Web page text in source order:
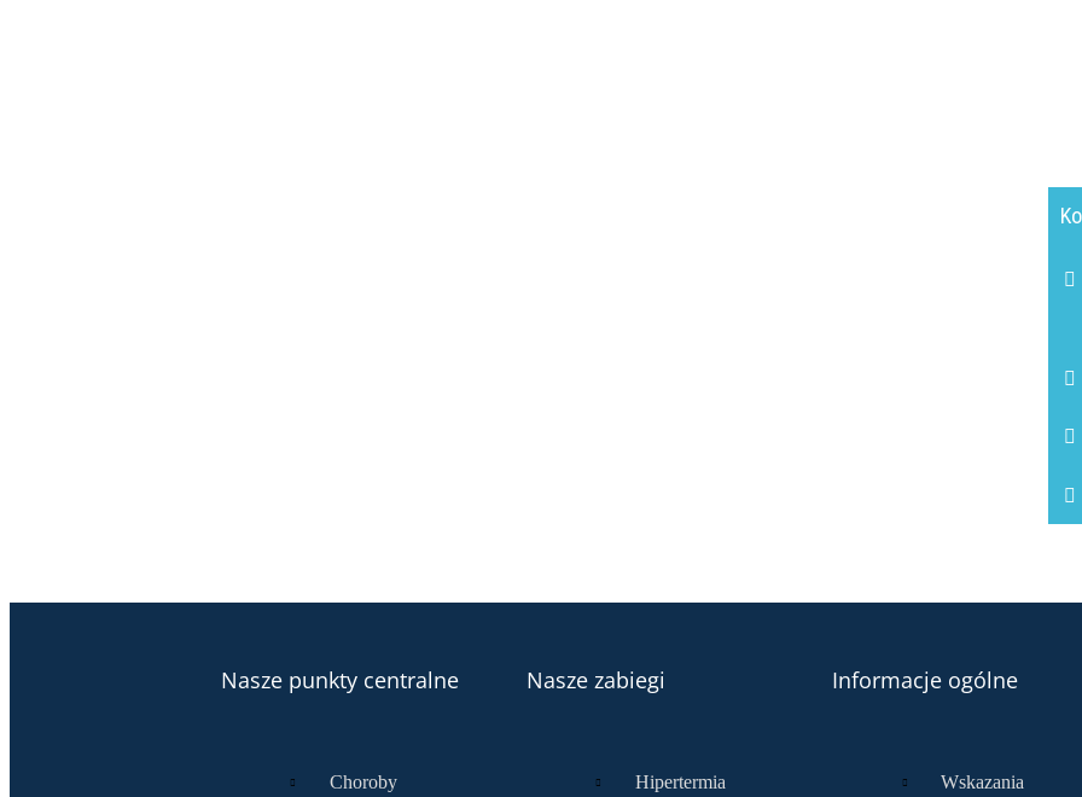
Nasze punkty centralne
Choroby
Nasze zabiegi
Hipertermia
Informacje ogólne
Wskazania